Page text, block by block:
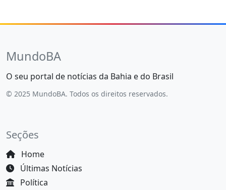
MundoBA
O seu portal de notícias da Bahia e do Brasil
© 2025 MundoBA. Todos os direitos reservados.
Seções
Home
Últimas Notícias
Política